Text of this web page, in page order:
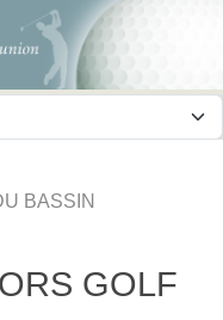
BASSIN
GOLF